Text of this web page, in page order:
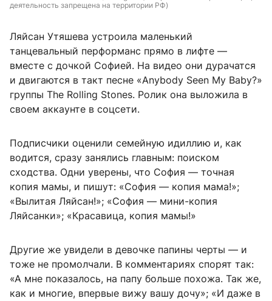
деятельность запрещена на территории РФ)
Ляйсан Утяшева устроила маленький
танцевальный перформанс прямо в лифте —
вместе с дочкой Софией. На видео они дурачатся
и двигаются в такт песне «Anybody Seen My Baby?»
группы The Rolling Stones. Ролик она выложила в
своем аккаунте в соцсети.
Подписчики оценили семейную идиллию и, как
водится, сразу занялись главным: поиском
сходства. Одни уверены, что София — точная
копия мамы, и пишут: «София — копия мама!»;
«Вылитая Ляйсан!»; «София — мини-копия
Ляйсанки»; «Красавица, копия мамы!»
Другие же увидели в девочке папины черты — и
тоже не промолчали. В комментариях спорят так:
«А мне показалось, на папу больше похожа. Так же,
как и многие, впервые вижу вашу дочу»; «И даже в